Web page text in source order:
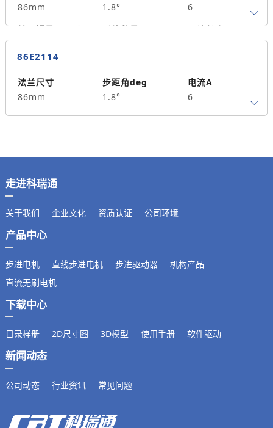
86mm
1.8°
6
转子惯量g.cm²
4
引线数量
76
马达长度mm
4.5
1300
86E2114
法兰尺寸
86mm
步距角deg
1.8°
电流A
6
转子惯量g.cm²
引线数量
马达长度mm
保持力矩N.m
备注信息
走进科瑞通
关于我们 企业文化 资质认证 公司环境
产品中心
步进电机 直线步进电机 步进驱动器
机构产品
直流无刷电机
下载中心
目录样册 2D尺寸图 3D模型 使用手册 软件驱动
新闻动态
公司动态 行业资讯 常见问题